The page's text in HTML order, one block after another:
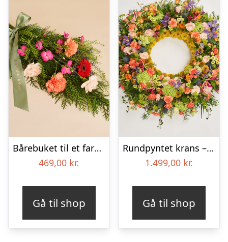
Bårebuket til et farverigt minde med bånd
469,00 kr.
Gå til shop
Rundpyntet krans – Et farverigt farvel
1.499,00 kr.
Gå til shop